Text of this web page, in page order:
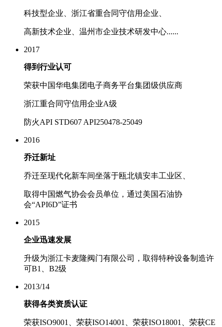
科技型企业、浙江省重合同守信用企业、
高新技术企业、温州市企业技术研发中心......
2017
得到行业认可
荣获中国华电集团电子商务平台集团级供应商
浙江重合同守信用企业A级
防火API STD607 API250478-25049
2016
乔迁新址
乔迁至现代化新车间坐落于瓯北镇安丰工业区、
取得中国燃气协会会员单位，通过美国石油协
会“API6D”证书
2015
企业迅速发展
升级为浙江卡麦隆阀门有限公司，取得特种设备制造许
可B1、B2级
2013/14
获得各类资质认证
荣获ISO9001、荣获ISO14001、荣获ISO18001、荣获CE